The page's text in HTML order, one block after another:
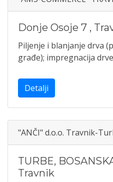
Donje Osoje 7 ,
Piljenje i blanjanje drva
građe); impregnacija
Detalji
"ANČI" d.o.o. Travnik-
TURBE,
Travnik